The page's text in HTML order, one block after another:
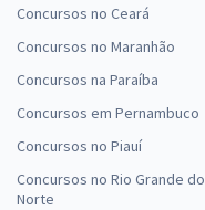
Concursos no Ceará
Concursos no Maranhão
Concursos na Paraíba
Concursos em Pernambuco
Concursos no Piauí
Concursos no Rio Grande do
Norte